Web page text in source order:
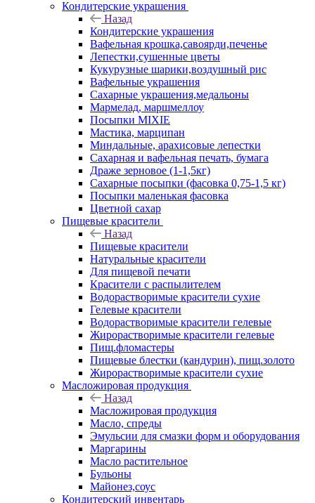
Кондитерские украшения
Назад
Кондитерские украшения
Вафельная крошка,савоярди,печенье
Лепестки,сушенные цветы
Кукурузные шарики,воздушный рис
Вафельные украшения
Сахарные украшения,медальоны
Мармелад, маршмеллоу
Посыпки MIXIE
Мастика, марципан
Миндальные, арахисовые лепестки
Сахарная и вафельная печать, бумага
Драже зерновое (1-1,5кг)
Сахарные посыпки (фасовка 0,75-1,5 кг)
Посыпки маленькая фасовка
Цветной сахар
Пищевые красители
Назад
Пищевые красители
Натуральные красители
Для пищевой печати
Красители с распылителем
Водорастворимые красители сухие
Гелевые красители
Водорастворимые красители гелевые
Жирорастворимые красители гелевые
Пищ.фломастеры
Пищевые блестки (кандурин), пищ.золото
Жирорастворимые красители сухие
Масложировая продукция
Назад
Масложировая продукция
Масло, спреды
Эмульсии для смазки форм и оборудования
Маргарины
Масло растительное
Бульоны
Майонез,соус
Кондитерский инвентарь